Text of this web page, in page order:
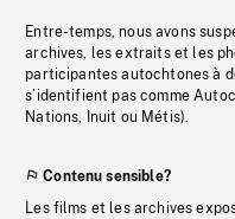
Entre-temps, nous avons
archives, les extraits et les
participantes autochtones à
s’identifient pas comme
Nations, Inuit ou Métis).
Contenu sensible?
Les films et les archives